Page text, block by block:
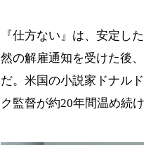
『仕方ない』は、安定し
然の解雇通知を受けた後
だ。米国の小説家ドナル
ク監督が約20年間温め続